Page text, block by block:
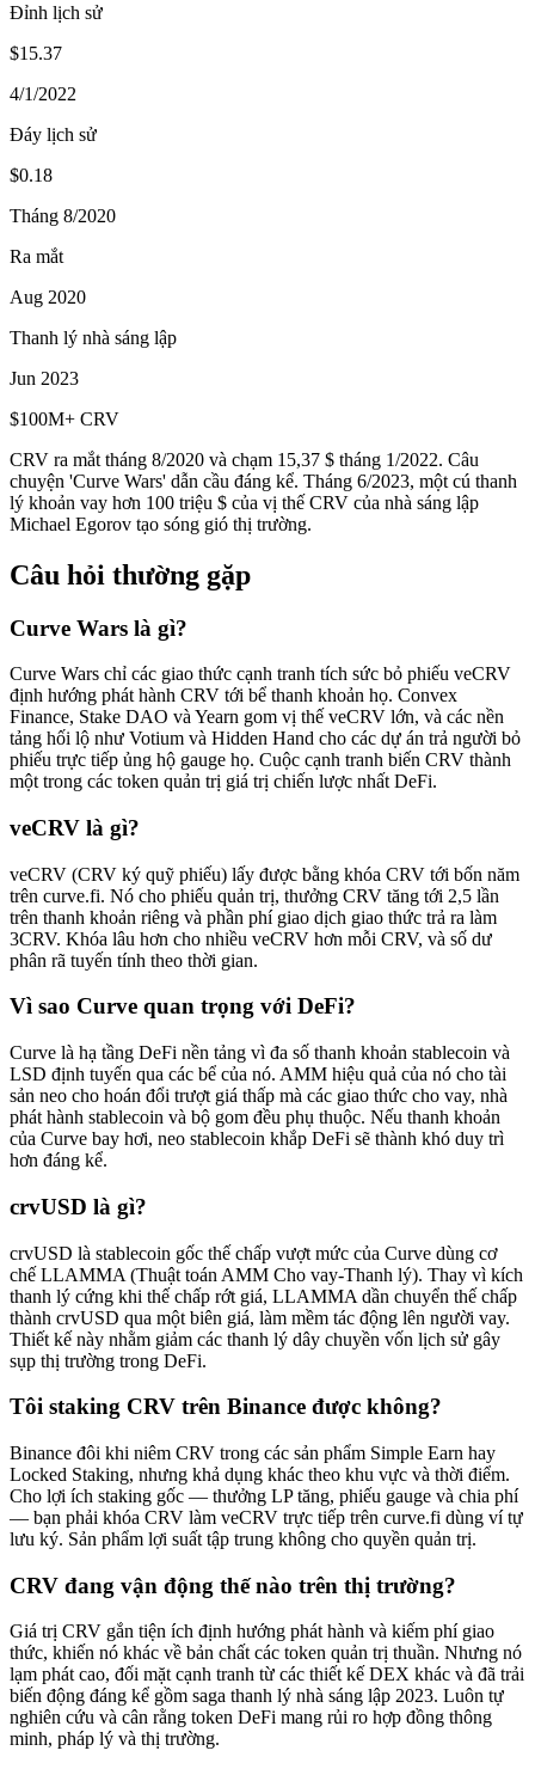
Đỉnh lịch sử
$15.37
4/1/2022
Đáy lịch sử
$0.18
Tháng 8/2020
Ra mắt
Aug 2020
Thanh lý nhà sáng lập
Jun 2023
$100M+ CRV
CRV ra mắt tháng 8/2020 và chạm 15,37 $ tháng 1/2022. Câu
chuyện 'Curve Wars' dẫn cầu đáng kể. Tháng 6/2023, một cú thanh
lý khoản vay hơn 100 triệu $ của vị thế CRV của nhà sáng lập
Michael Egorov tạo sóng gió thị trường.
Câu hỏi thường gặp
Curve Wars là gì?
Curve Wars chỉ các giao thức cạnh tranh tích sức bỏ phiếu veCRV
định hướng phát hành CRV tới bể thanh khoản họ. Convex
Finance, Stake DAO và Yearn gom vị thế veCRV lớn, và các nền
tảng hối lộ như Votium và Hidden Hand cho các dự án trả người bỏ
phiếu trực tiếp ủng hộ gauge họ. Cuộc cạnh tranh biến CRV thành
một trong các token quản trị giá trị chiến lược nhất DeFi.
veCRV là gì?
veCRV (CRV ký quỹ phiếu) lấy được bằng khóa CRV tới bốn năm
trên curve.fi. Nó cho phiếu quản trị, thưởng CRV tăng tới 2,5 lần
trên thanh khoản riêng và phần phí giao dịch giao thức trả ra làm
3CRV. Khóa lâu hơn cho nhiều veCRV hơn mỗi CRV, và số dư
phân rã tuyến tính theo thời gian.
Vì sao Curve quan trọng với DeFi?
Curve là hạ tầng DeFi nền tảng vì đa số thanh khoản stablecoin và
LSD định tuyến qua các bể của nó. AMM hiệu quả của nó cho tài
sản neo cho hoán đổi trượt giá thấp mà các giao thức cho vay, nhà
phát hành stablecoin và bộ gom đều phụ thuộc. Nếu thanh khoản
của Curve bay hơi, neo stablecoin khắp DeFi sẽ thành khó duy trì
hơn đáng kể.
crvUSD là gì?
crvUSD là stablecoin gốc thế chấp vượt mức của Curve dùng cơ
chế LLAMMA (Thuật toán AMM Cho vay-Thanh lý). Thay vì kích
thanh lý cứng khi thế chấp rớt giá, LLAMMA dần chuyển thế chấp
thành crvUSD qua một biên giá, làm mềm tác động lên người vay.
Thiết kế này nhằm giảm các thanh lý dây chuyền vốn lịch sử gây
sụp thị trường trong DeFi.
Tôi staking CRV trên Binance được không?
Binance đôi khi niêm CRV trong các sản phẩm Simple Earn hay
Locked Staking, nhưng khả dụng khác theo khu vực và thời điểm.
Cho lợi ích staking gốc — thưởng LP tăng, phiếu gauge và chia phí
— bạn phải khóa CRV làm veCRV trực tiếp trên curve.fi dùng ví tự
lưu ký. Sản phẩm lợi suất tập trung không cho quyền quản trị.
CRV đang vận động thế nào trên thị trường?
Giá trị CRV gắn tiện ích định hướng phát hành và kiếm phí giao
thức, khiến nó khác về bản chất các token quản trị thuần. Nhưng nó
lạm phát cao, đối mặt cạnh tranh từ các thiết kế DEX khác và đã trải
biến động đáng kể gồm saga thanh lý nhà sáng lập 2023. Luôn tự
nghiên cứu và cân rằng token DeFi mang rủi ro hợp đồng thông
minh, pháp lý và thị trường.